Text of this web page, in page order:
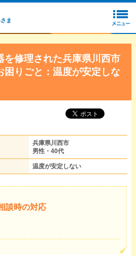
ま
を修理された兵庫県川西市
困りごと：温度が安定しな
兵庫県川西市
男性・40代
温度が安定しない
談時の対応